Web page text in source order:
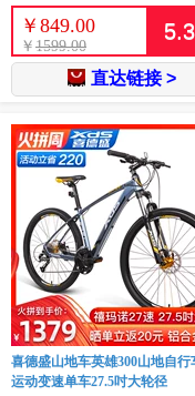
￥ 849.00
￥ 1599.00
5.3
直达链接 >
喜德盛山地车英雄300山地自行
运动变速单车27.5吋大轮径